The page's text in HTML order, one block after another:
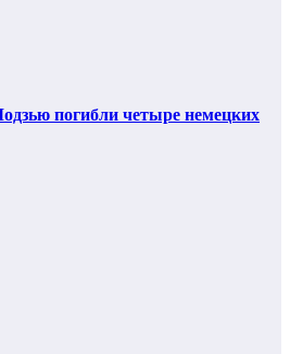
погибли четыре немецких